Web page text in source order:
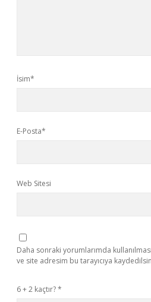
İsim*
E-Posta*
Web Sitesi
Daha sonraki yorumlarımda
ve site adresim bu tarayıcıya
6 + 2 kaçtır?*